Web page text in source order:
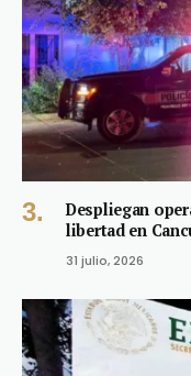
Despliegan
libertad en
31 julio, 2026